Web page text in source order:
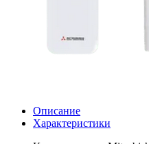
Описание
Характеристики